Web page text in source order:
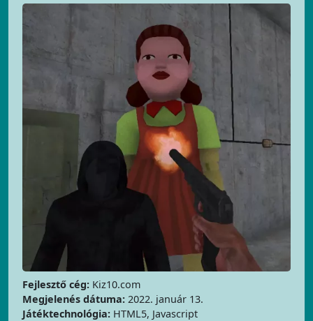
Fejlesztő cég: Kiz10.com
Megjelenés dátuma: 2022. január 13.
Játéktechnológia: HTML5, Javascript